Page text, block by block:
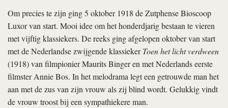
Om precies te zijn ging 5 oktober 1918 de Zutphense Bioscoop
Luxor van start. Mooi idee om het honderdjarig bestaan te vieren
met vijftig klassiekers. De reeks ging afgelopen oktober van start
met de Nederlandse zwijgende klassiekerToen het licht verdween
(1918) van filmpionier Maurits Binger en met Nederlands eerste
filmster Annie Bos. In het melodrama legt een getrouwde man het
aan met de zus van zijn vrouw als zij blind wordt. Gelukkig vindt
de vrouw troost bij een sympathiekere man.